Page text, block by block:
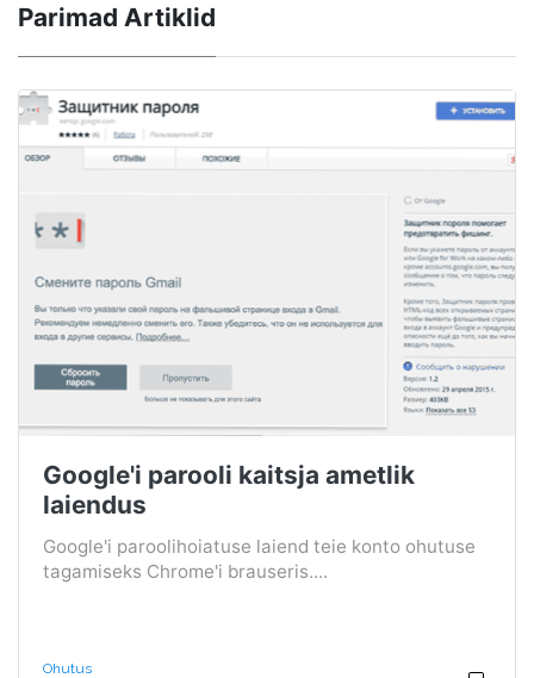
Parimad Artiklid
Google'i parooli kaitsja ametlik
laiendus
Google'i paroolihoiatuse laiend teie konto ohutuse
tagamiseks Chrome'i brauseris....
Ohutus